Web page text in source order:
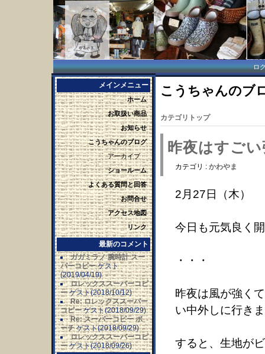
ロ
メインメニュー
ホーム
お取扱い商品
お知らせ
こうちゃんのブログ
アーカイブ
ショールーム
よくある質問と回答
お問合せ
アクセス地図
リンク
最新のコメント
ガガミラノ 腕時計 スー
パーコピー ゲスト
(2019/04/19)
ロレックススーパーコピ
ー ゲスト(2018/10/12)
Re: ロレックススーパー
コピー ゲスト(2018/09/29)
Re: スーパーコピー ポ
ーチ ゲスト(2018/09/29)
ロレックススーパーコピ
ー ゲスト(2018/09/26)
こうちゃんのブ
カテゴリトップ
昨夜はすご
カテゴリ : かわやま
2月27日（木）
今日も元気良く
・・・
昨夜は風が強く
い中外しに行き
すると、生地が